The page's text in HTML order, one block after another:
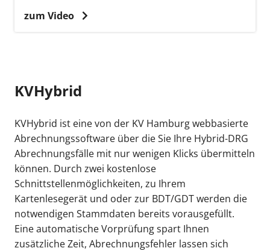
zum Video
KVHybrid
KVHybrid ist eine von der KV Hamburg webbasierte
Abrechnungssoftware über die Sie Ihre Hybrid-DRG
Abrechnungsfälle mit nur wenigen Klicks übermitteln
können. Durch zwei kostenlose
Schnittstellenmöglichkeiten, zu Ihrem
Kartenlesegerät und oder zur BDT/GDT werden die
notwendigen Stammdaten bereits vorausgefüllt.
Eine automatische Vorprüfung spart Ihnen
zusätzliche Zeit, Abrechnungsfehler lassen sich